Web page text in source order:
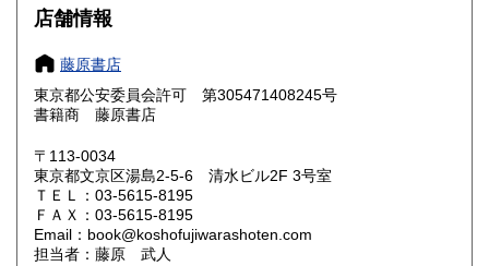
大阪府
奈良県
鳥取県 300円 島根県
岡山県
山口県 300円
香川県 300円 愛媛県
店舗情報
藤原書店
東京都公安委員会許可 第305471408245号
書籍商 藤原書店
〒113-0034
東京都文京区湯島2-5-6 清水ビル2F 3号室
ＴＥＬ：03-5615-8195
ＦＡＸ：03-5615-8195
Email：book@koshofujiwarashoten.com
担当者：藤原 武人